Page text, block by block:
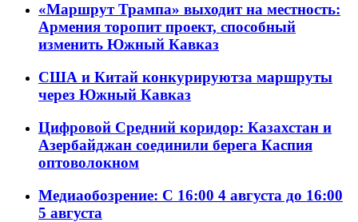
«Маршрут Трампа» выходит на местность:
Армения торопит проект, способный
изменить Южный Кавказ
США и Китай конкурируютза маршруты
через Южный Кавказ
Цифровой Средний коридор: Казахстан и
Азербайджан соединили берега Каспия
оптоволокном
Медиаобозрение: С 16:00 4 августа до 16:00
5 августа